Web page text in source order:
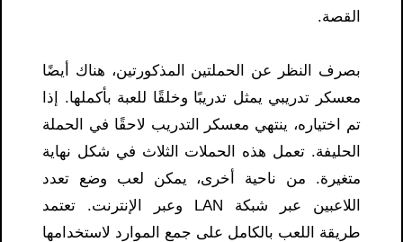
القصة.
بصرف النظر عن الحملتين المذكورتين، هناك أيضًا
معسكر تدريبي يمثل تدريبًا وخلقًا للعبة بأكملها. إذا
تم اختياره، ينتهي معسكر التدريب لاحقًا في الحملة
الحليفة. تعمل هذه الحملات الثلاث في شكل نهاية
متغيرة. من ناحية أخرى، يمكن لعب وضع تعدد
اللاعبين عبر شبكة LAN وعبر الإنترنت. تعتمد
طريقة اللعب بالكامل على جمع الموارد لاستخدامها